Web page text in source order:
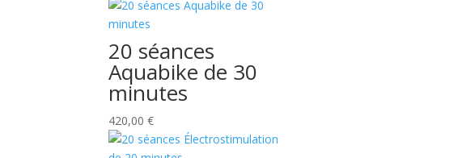
20 séances
Aquabike de 30
minutes
420,00€